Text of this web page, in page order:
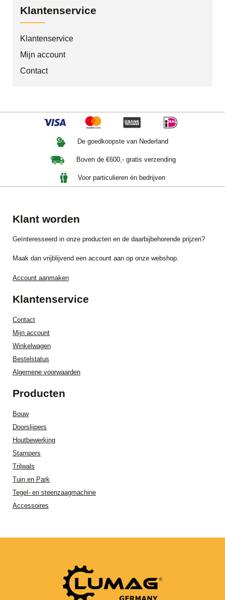
Klantenservice
Klantenservice
Mijn account
Contact
De goedkoopste van Nederland
Boven de €600,- gratis verzending
Voor particulieren én bedrijven
Klant worden
Geïnteresseerd in onze producten en de daarbijbehorende prijzen?
Maak dan vrijblijvend een account aan op onze webshop.
Account aanmaken
Klantenservice
Contact
Mijn account
Winkelwagen
Bestelstatus
Algemene voorwaarden
Producten
Bouw
Doorslijpers
Houtbewerking
Stampers
Trilwals
Tuin en Park
Tegel- en steenzaagmachine
Accessoires